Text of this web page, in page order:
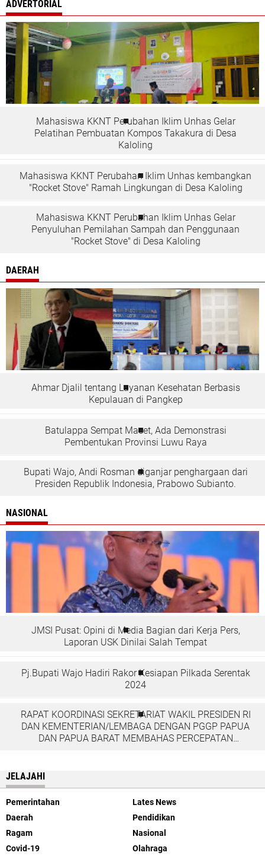
ADVERTORIAL
Mahasiswa KKNT Perubahan Iklim Unhas Gelar
Pelatihan Pembuatan Kompos Takakura di Desa
Kaloling
Mahasiswa KKNT Perubahan Iklim Unhas kembangkan
"Rocket Stove" Ramah Lingkungan di Desa Kaloling
Mahasiswa KKNT Perubahan Iklim Unhas Gelar
Penyuluhan Pemilahan Sampah dan Penggunaan
"Rocket Stove" di Desa Kaloling
DAERAH
Ahmar Djalil tentang Layanan Kesehatan Berbasis
Kepulauan di Pangkep
Batulappa Sempat Macet, Ada Demonstrasi
Pembentukan Provinsi Luwu Raya
Bupati Wajo, Andi Rosman diganjar penghargaan dari
Presiden Republik Indonesia, Prabowo Subianto.
NASIONAL
JMSI Pusat: Opini di Media Bagian dari Kerja Pers,
Laporan USK Dinilai Salah Tempat
Pj.Bupati Wajo Hadiri Rakor Kesiapan Pilkada Serentak
2024
RAPAT KOORDINASI SEKRETARIAT WAKIL PRESIDEN RI
DAN KEMENTERIAN/LEMBAGA DENGAN PGGP PAPUA
DAN PAPUA BARAT MEMBAHAS PERCEPATAN
JELAJAHI
Pemerintahan
Lates News
Daerah
Pendidikan
Ragam
Nasional
Covid-19
Olahraga